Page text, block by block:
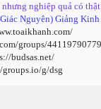
nghiệp quả có thật
Nguyên) Giảng Kinh
groups/
budsas.net/
g/dsg